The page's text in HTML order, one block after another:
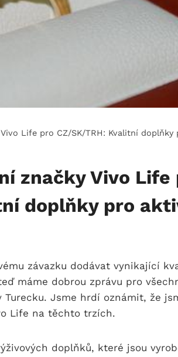
Life pro CZ/SK/TRH: Kvalitní
značky Vivo Life
doplňky pro
závazku dodávat vynikající
máme dobrou zprávu pro
Turecku. Jsme hrdí oznámit, že
Life na těchto trzích.
doplňků, které jsou